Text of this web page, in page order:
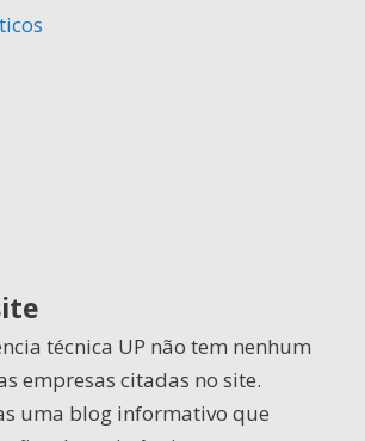
técnica UP não tem nenhum
empresas citadas no site.
uma blog informativo que